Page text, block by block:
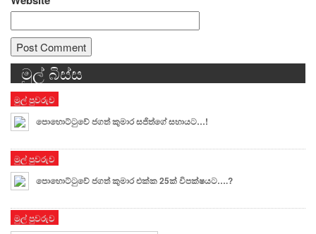
Alternative:
මුල් බිස්ස
මුල් පුවරුව
පොහොට්ටුවේ ජගත් කුමාර සජිත්ගේ සහායට…!
මුල් පුවරුව
පොහොට්ටුවේ ජගත් කුමාර එක්ක 25ක් විපක්ෂයට….?
මුල් පුවරුව